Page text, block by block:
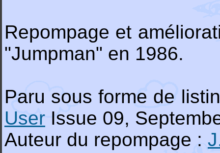
Repompage et
"Jumpman" en 1986.
Paru sous forme de
User Issue 09,
Auteur du repompage :